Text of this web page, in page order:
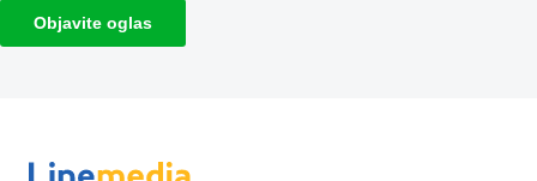
Objavite oglas